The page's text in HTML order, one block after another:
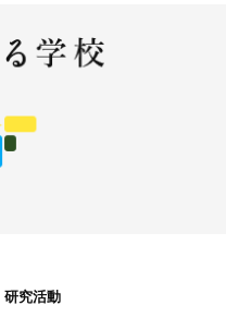
研究活動